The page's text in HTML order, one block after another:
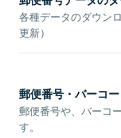
各種データのダウン
更新）
郵便番号・バーコ
郵便番号や、バーコ
す。